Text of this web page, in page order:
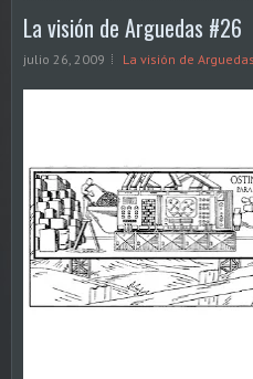
La visión de Arguedas #26
julio 26, 2009 La visión de Arguedas